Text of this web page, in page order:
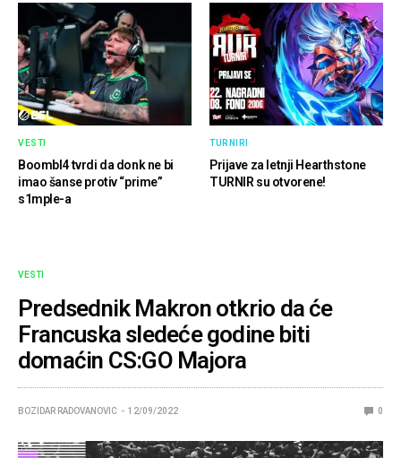
VESTI
Boombl4 tvrdi da donk ne bi
imao šanse protiv “prime”
s1mple-a
TURNIRI
Prijave za letnji Hearthstone
TURNIR su otvorene!
VESTI
Predsednik Makron otkrio da će
Francuska sledeće godine biti
domaćin CS:GO Majora
BOZIDAR RADOVANOVIC 12/09/2022 0